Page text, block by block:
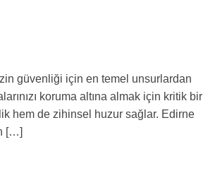
güvenliği için en temel unsurlardan
koruma altına almak için kritik bir
hem de zihinsel huzur sağlar. Edirne
[…]